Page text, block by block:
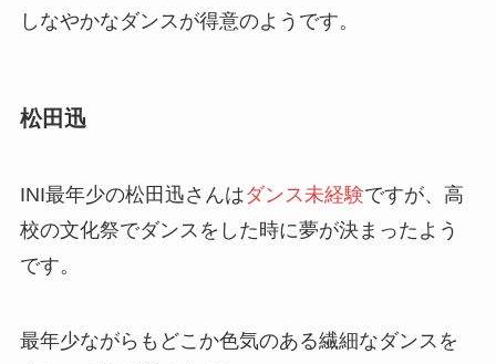
しなやかなダンスが得意のようです。
松田迅
INI最年少の松田迅さんはダンス未経験ですが、高
校の文化祭でダンスをした時に夢が決まったよう
です。
最年少ながらもどこか色気のある繊細なダンスを